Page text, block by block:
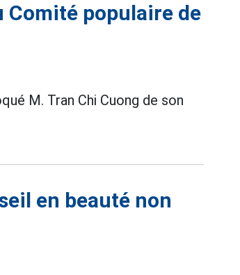
Comité populaire de
M. Tran Chi Cuong de son
en beauté non